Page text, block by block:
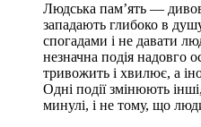
Людська пам’ять —
западають глибоко в
спогадами і не давати
незначна подія надовго
тривожить і хвилює, а
Одні події змінюють
минулі, і не тому, що